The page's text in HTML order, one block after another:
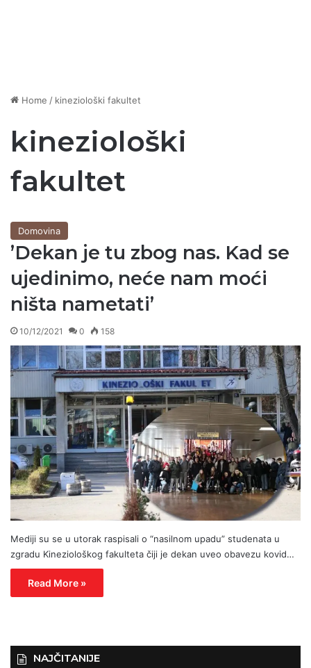
Home / kineziološki fakultet
kineziološki
fakultet
Domovina
ʼDekan je tu zbog nas. Kad se
ujedinimo, neće nam moći
ništa nametatiʼ
10/12/2021 0 158
Mediji su se u utorak raspisali o “nasilnom upadu” studenata u
zgradu Kineziološkog fakulteta čiji je dekan uveo obavezu kovid…
Read More »
NAJČITANIJE